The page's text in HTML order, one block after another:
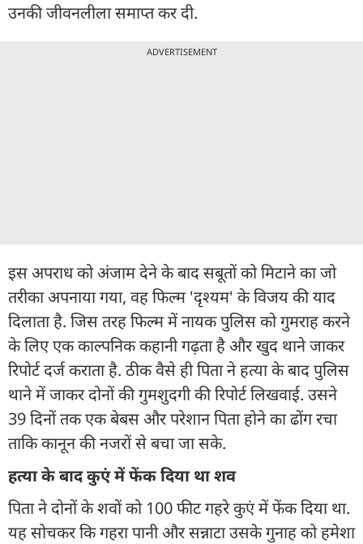
उनकी जीवनलीला समाप्त कर दी.
ADVERTISEMENT
इस अपराध को अंजाम देने के बाद सबूतों को मिटाने का जो
तरीका अपनाया गया, वह फिल्म 'दृश्यम' के विजय की याद
दिलाता है. जिस तरह फिल्म में नायक पुलिस को गुमराह करने
के लिए एक काल्पनिक कहानी गढ़ता है और खुद थाने जाकर
रिपोर्ट दर्ज कराता है. ठीक वैसे ही पिता ने हत्या के बाद पुलिस
थाने में जाकर दोनों की गुमशुदगी की रिपोर्ट लिखवाई. उसने
39 दिनों तक एक बेबस और परेशान पिता होने का ढोंग रचा
ताकि कानून की नजरों से बचा जा सके.
हत्या के बाद कुएं में फेंक दिया था शव
पिता ने दोनों के शवों को 100 फीट गहरे कुएं में फेंक दिया था.
यह सोचकर कि गहरा पानी और सन्नाटा उसके गुनाह को हमेशा